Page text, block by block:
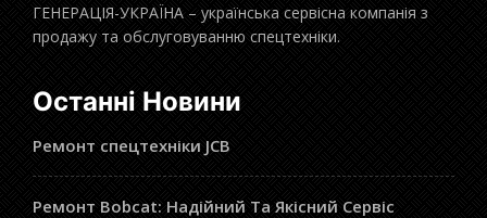
ГЕНЕРАЦІЯ-УКРАЇНА – українська сервісна компанія з
продажу та обслуговуванню спецтехніки.
Останні Новини
Ремонт спецтехніки JCB
Ремонт Bobcat: Надійний Та Якісний Сервіс